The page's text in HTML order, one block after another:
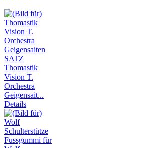
Thomastik
Vision T.
Orchestra
Geigensait...
Details